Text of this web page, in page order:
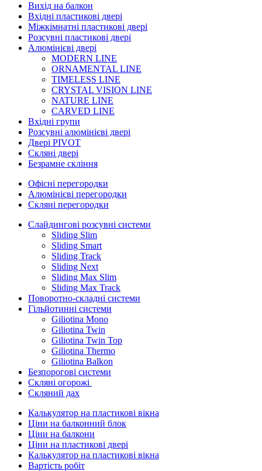
Вихід на балкон
Вхідні пластикові двері
Міжкімнатні пластикові двері
Розсувні пластикові двері
Алюмінієві двері
MODERN LINE
ORNAMENTAL LINE
TIMELESS LINE
CRYSTAL VISION LINE
NATURE LINE
CARVED LINE
Вхідні групи
Розсувні алюмінієві двері
Двері PIVOT
Скляні двері
Безрамне скління
Офісні перегородки
Алюмінієві перегородки
Скляні перегородки
Слайдингові розсувні системи
Sliding Slim
Sliding Smart
Sliding Track
Sliding Next
Sliding Max Slim
Sliding Max Track
Поворотно-складні системи
Гільйотинні системи
Giliotina Mono
Giliotina Twin
Giliotina Twin Top
Giliotina Thermo
Giliotina Balkon
Безпорогові системи
Скляні огорожі
Скляний дах
Калькулятор на пластикові вікна
Ціни на балконний блок
Ціни на балкони
Ціни на пластикові двері
Калькулятор на пластикові вікна
Вартість робіт